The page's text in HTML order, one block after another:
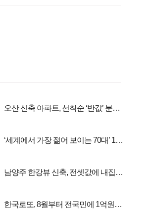
오산 신축 아파트, 선착순 ‘반값’ 분양
‘세계에서 가장 젊어 보이는 70대’ 1위
남양주 한강뷰 신축, 전셋값에 내집마
한국로또, 8월부터 전국민에 1억원씩